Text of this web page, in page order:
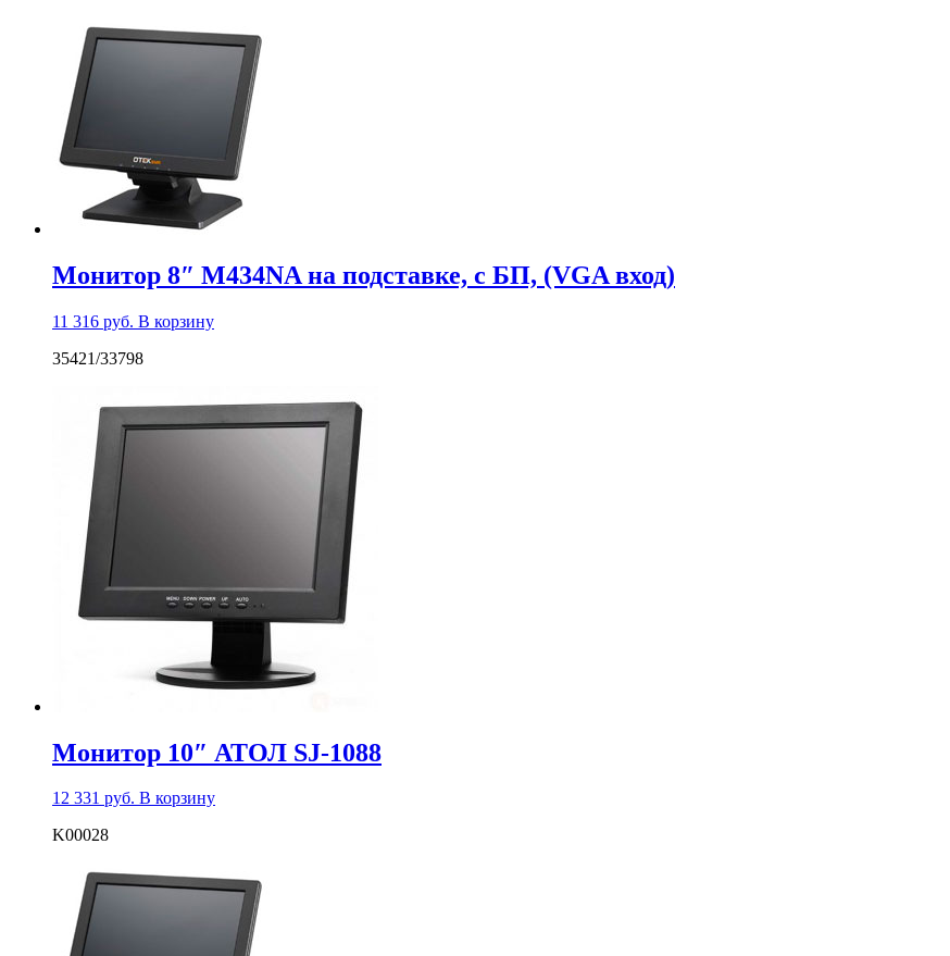
Монитор 8″ M434NA на подставке, с БП, (VGA вход)
11 316 руб. В корзину
35421/33798
Монитор 10″ АТОЛ SJ-1088
12 331 руб. В корзину
K00028